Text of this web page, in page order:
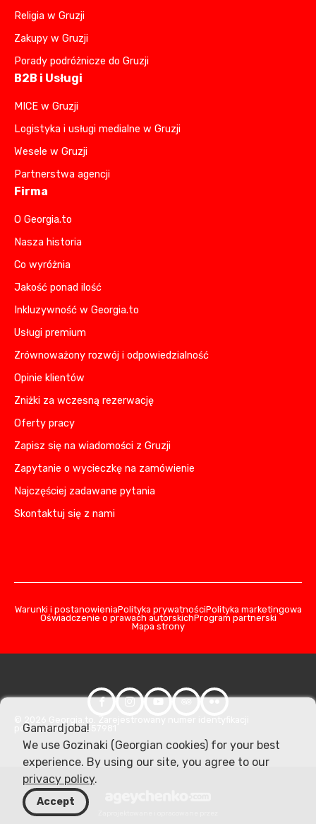
Religia w Gruzji
Zakupy w Gruzji
Porady podróżnicze do Gruzji
B2B i Usługi
MICE w Gruzji
Logistyka i usługi medialne w Gruzji
Wesele w Gruzji
Partnerstwa agencji
Firma
O Georgia.to
Nasza historia
Co wyróżnia
Jakość ponad ilość
Inkluzywność w Georgia.to
Usługi premium
Zrównoważony rozwój i odpowiedzialność
Opinie klientów
Zniżki za wczesną rezerwację
Oferty pracy
Zapisz się na wiadomości z Gruzji
Zapytanie o wycieczkę na zamówienie
Najczęściej zadawane pytania
Skontaktuj się z nami
Warunki i postanowieniaPolityka prywatnościPolityka marketingowa
Oświadczenie o prawach autorskichProgram partnerski
Mapa strony
podatkowej: 406357981
Gamardjoba!
We use Gozinaki (Georgian cookies) for your best
experience. By using our site, you agree to our
privacy policy.
Accept